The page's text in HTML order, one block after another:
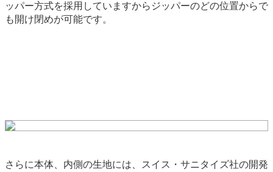
ッパー方式を採用していますからジッパーのどの位置からで
も開け閉めが可能です。
さらに本体、内側の生地には、スイス・サニタイズ社の開発